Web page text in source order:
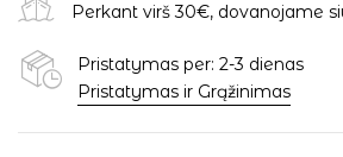
Perkant virš 30€, dovanojame
Pristatymas per: 2-3 dienas
Pristatymas ir Grąžinimas